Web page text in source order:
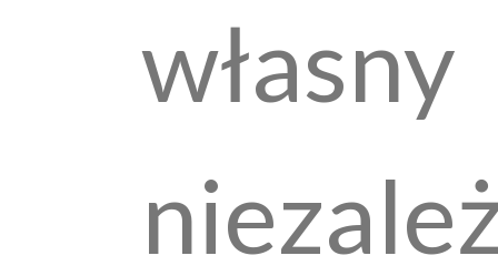
własny